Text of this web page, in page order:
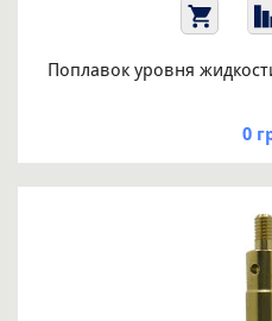
Поплавок уровня
0